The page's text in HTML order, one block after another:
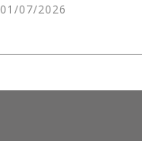
01/07/2026